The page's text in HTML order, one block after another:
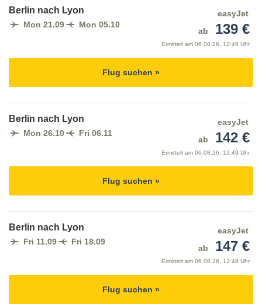
Berlin nach Lyon
Mon 21.09 Mon 05.10
easyJet
ab
139 €
Ermittelt am 06.08.26, 12:49 Uhr
Flug suchen »
Berlin nach Lyon
Mon 26.10 Fri 06.11
easyJet
ab
142 €
Ermittelt am 06.08.26, 12:49 Uhr
Flug suchen »
Berlin nach Lyon
Fri 11.09 Fri 18.09
easyJet
ab
147 €
Ermittelt am 06.08.26, 12:49 Uhr
Flug suchen »